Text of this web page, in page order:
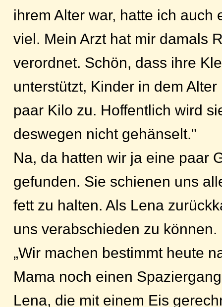
ihrem Alter war, hatte ich auch
viel. Mein Arzt hat mir damals
verordnet. Schön, dass ihre
unterstützt, Kinder in dem
paar Kilo zu. Hoffentlich wird
deswegen nicht gehänselt."
Na, da hatten wir ja eine paar
gefunden. Sie schienen uns
fett zu halten. Als Lena
uns verabschieden zu können.
„Wir machen bestimmt heute
Mama noch einen
Lena, die mit einem Eis